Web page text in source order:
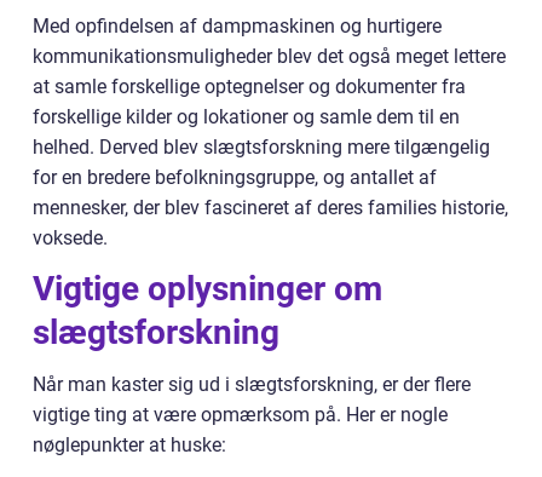
Med opfindelsen af dampmaskinen og hurtigere
kommunikationsmuligheder blev det også meget lettere
at samle forskellige optegnelser og dokumenter fra
forskellige kilder og lokationer og samle dem til en
helhed. Derved blev slægtsforskning mere tilgængelig
for en bredere befolkningsgruppe, og antallet af
mennesker, der blev fascineret af deres families historie,
voksede.
Vigtige oplysninger om
slægtsforskning
Når man kaster sig ud i slægtsforskning, er der flere
vigtige ting at være opmærksom på. Her er nogle
nøglepunkter at huske: